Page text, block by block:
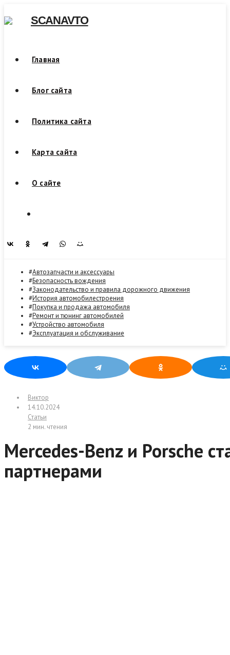
to
SCANAVTO
Главная
Блог сайта
Политика сайта
Карта сайта
О сайте
Автозапчасти и аксессуары
Безопасность вождения
Законодательство и правила дорожного движения
История автомобилестроения
Покупка и продажа автомобиля
Ремонт и тюнинг автомобилей
Устройство автомобиля
Эксплуатация и обслуживание
Виктор
14.10.2024
Статьи
2 мин. чтения
Mercedes-Benz и Porsche станут
партнерами